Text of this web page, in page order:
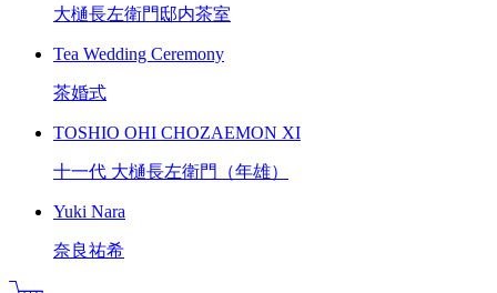
大樋長左衛門邸内茶室
Tea Wedding Ceremony
茶婚式
TOSHIO OHI CHOZAEMON XI
十一代 大樋長左衛門（年雄）
Yuki Nara
奈良祐希